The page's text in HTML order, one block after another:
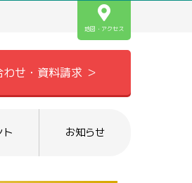
地図・アクセス
せ・資料請求 ＞
ト お知らせ